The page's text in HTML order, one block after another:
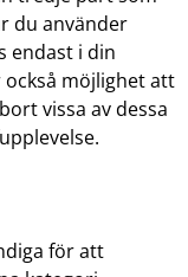
du använder
endast i din
möjlighet att
vissa av dessa
för att